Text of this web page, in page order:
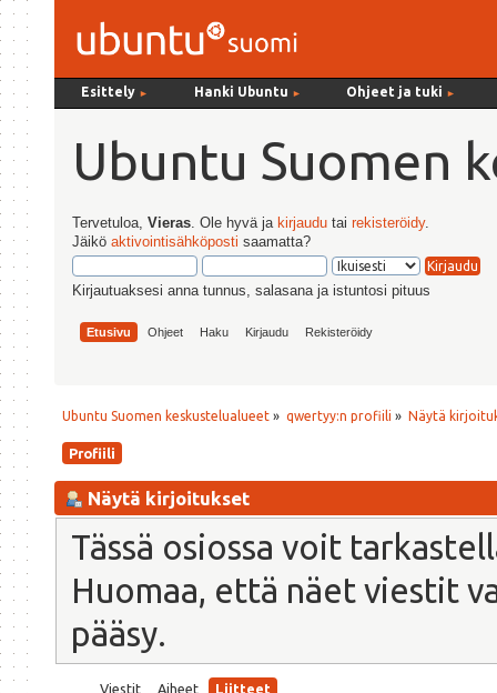
Esittely ► Hanki Ubuntu ► Ohjeet ja tuki ►
Ubuntu Suomen
Tervetuloa,Vieras . Ole hyvä ja kirjaudu tairekisteröidy.
Jäiköaktivointisähköposti saamatta?
Kirjautuaksesi anna tunnus, salasana ja istuntosi pituus
Etusivu Ohjeet Haku Kirjaudu Rekisteröidy
Ubuntu Suomen keskustelualueet » qwertyy:n profiili » Näytä
Profiili
Näytä kirjoitukset
Tässä osiossa voit
Huomaa, että näet viestit
pääsy.
Viestit Aiheet Liitteet